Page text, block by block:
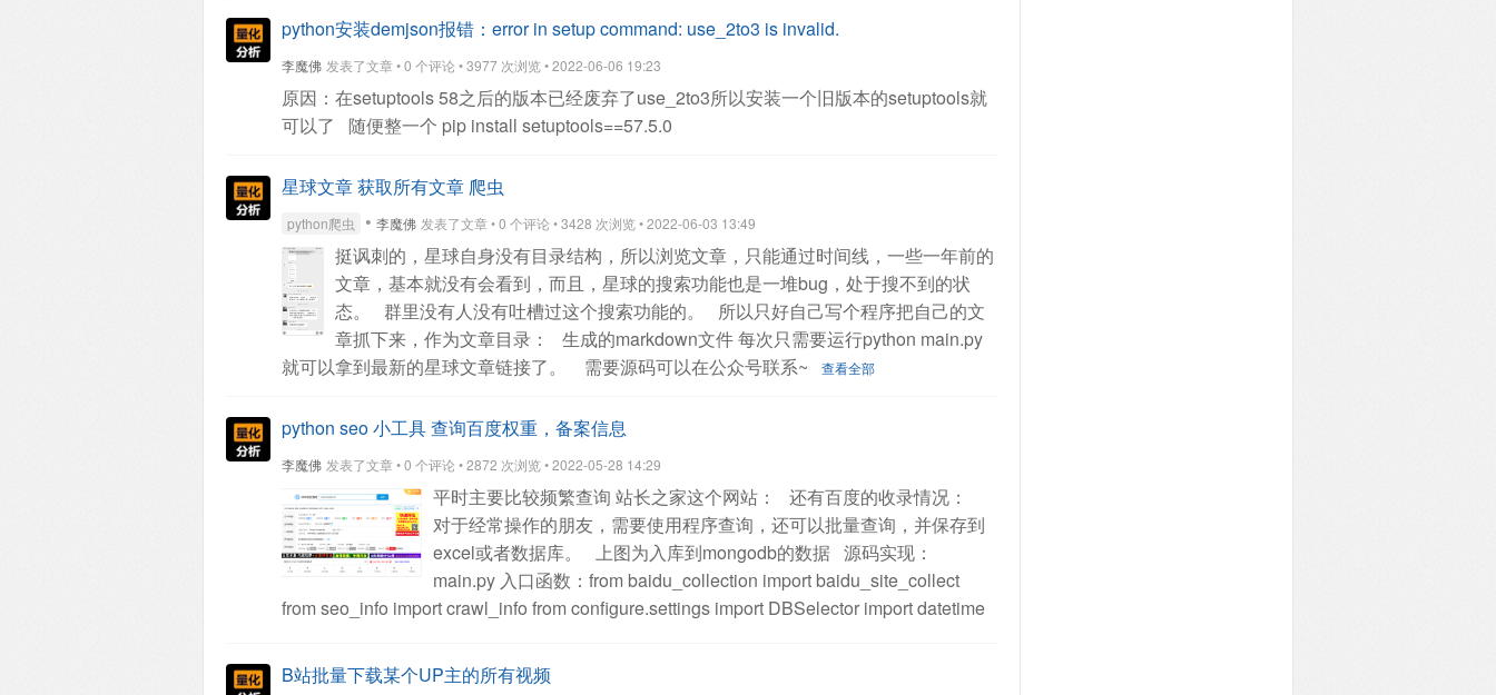
明、从上到下逐渐透明等，可以修改国旗渐变部分的代码、翻转图片等。
def batch_add(self, data):
# 批量加入
print('===========',threading.current_thread().getName())
log.info(threading.current_thread().getName())
values (?,?,?)'.format(self.table_name)with lock:try:cursor = self.db.cursor()
cursor.executemany(cmd, data)except Exception as e:
lock:try:cursor = self.db.cursor()
self.db.rollback()else:return cursor.fetchone() def data_gen():
['123011.SS','110010.SS','112111.SS']for i in range(minute):current =
(datetime.datetime.now()+datetime.timedelta(minutes=i)).strftime('%H:%M:%D')data_list =
for c in code:
price = 5+random.random()+120data = (c,price,current)
data_list.append(data)yield data_list# time.sleep(0.5)app = SQLiteDBCls(cache=True)
app.create_table()app.create_index() def data_validation():print(app.result())
print(d)
total_count+=len(d)# app.batch_add(d)
t=threading.Thread(target=app.batch_add,args=(d,))
thread_list:t.start()for t in thread_list:t.join() print(total_count)
multithread_mode()data_validation()假如不加锁会出错：File
"/home/xda/miniconda3/envs/cpy/lib/python3.9/threading.py", line 910, in run
self._target(*self._args, **self._kwargs)
File
"/home/xda/github/stock_strategy/sqlite_issue_debug.py", line 77, in batch_add
self.db.commit()Exception in thread Thread-3824:Exception in thread Thread-3826:
"/home/xda/miniconda3/envs/cpy/lib/python3.9/threading.py", line 973, in _bootstrap_inner
python安装demjson报错：error in setup command: use_2to3 is invalid.
李魔佛 发表了文章 • 0 个评论 • 3977 次浏览 • 2022-06-06 19:23
原因：在setuptools 58之后的版本已经废弃了use_2to3所以安装一个旧版本的setuptools就
可以了
随便整一个 pip install setuptools==57.5.0
星球文章 获取所有文章 爬虫
python爬虫 • 李魔佛 发表了文章 • 0 个评论 • 3428 次浏览 • 2022-06-03 13:49
挺讽刺的，星球自身没有目录结构，所以浏览文章，只能通过时间线，一些一年前的
文章，基本就没有会看到，而且，星球的搜索功能也是一堆bug，处于搜不到的状
态。
群里没有人没有吐槽过这个搜索功能的。
所以只好自己写个程序把自己的文
章抓下来，作为文章目录：
生成的markdown文件每次只需要运行python main.py
就可以拿到最新的星球文章链接了。
需要源码可以在公众号联系~ 查看全部
python seo 小工具 查询百度权重，备案信息
李魔佛 发表了文章 • 0 个评论 • 2872 次浏览 • 2022-05-28 14:29
平时主要比较频繁查询 站长之家这个网站：
还有百度的收录情况：
对于经常操作的朋友，需要使用程序查询，还可以批量查询，并保存到
excel或者数据库。
上图为入库到mongodb的数据 源码实现：
main.py 入口函数：from baidu_collection import baidu_site_collect
from seo_info import crawl_info from configure.settings import DBSelector import datetime
parser = argparse.ArgumentParser()
B站批量下载某个UP主的所有视频